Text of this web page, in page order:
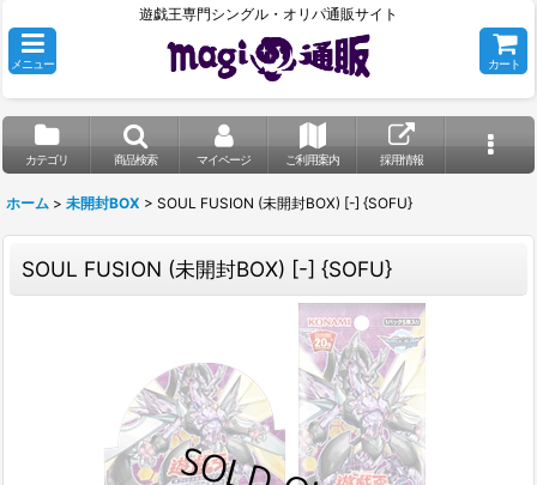
遊戯王専門シングル・オリパ通販サイト
メニュー カート
カテゴリ 商品検索 マイページ ご利用案内 採用情報
ホーム > 未開封BOX > SOUL FUSION (未開封BOX) [-] {SOFU}
SOUL FUSION (未開封BOX) [-] {SOFU}